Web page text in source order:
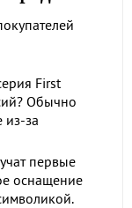
First
Обычно
из-за
первые
оснащение